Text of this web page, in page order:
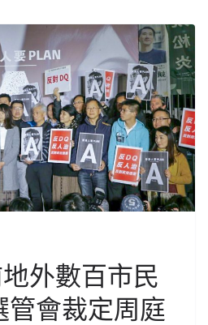
外數百市民
管會裁定周庭